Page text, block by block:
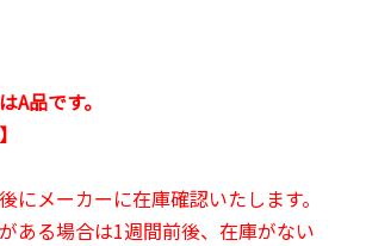
品です。
メーカーに在庫確認いたします。
ある場合は1週間前後、在庫がない